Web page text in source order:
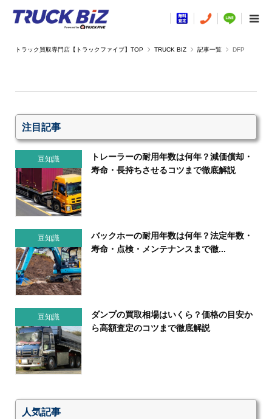
TRUCK BIZ 記事一覧 DFP
注目記事
豆知識
トレーラーの耐用年数は何年？減価償却・
寿命・長持ちさせるコツまで徹底解説
豆知識
バックホーの耐用年数は何年？法定年数・
寿命・点検・メンテナンスまで徹...
豆知識
ダンプの買取相場はいくら？価格の目安か
ら高額査定のコツまで徹底解説
人気記事